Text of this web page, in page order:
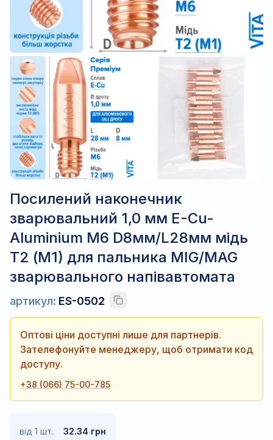
Посилений наконечник
зварювальний 1,0 мм E-Cu-
Aluminium M6 D8мм/L28мм мідь
Т2 (М1) для пальника MIG/MAG
зварювального напівавтомата
артикул: ES-0502
Оптові ціни доступні лише для партнерів.
Зателефонуйте менеджеру, щоб отримати код
доступу.
+38 (066) 75-00-785
від 1 шт. 32.34 грн